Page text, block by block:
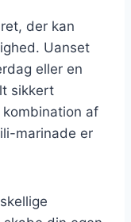
der kan
Uanset
eller en
sikkert
af
marinade er